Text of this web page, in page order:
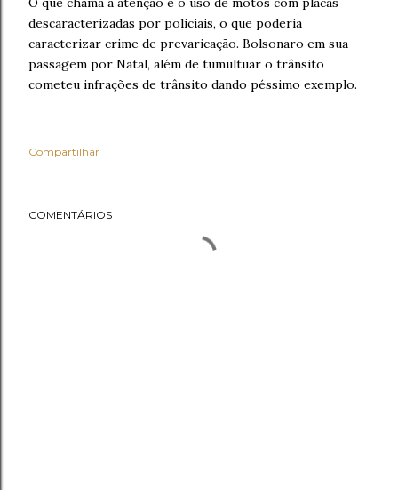
descaracterizadas por policiais, o que poderia
caracterizar crime de prevaricação. Bolsonaro em sua
passagem por Natal, além de tumultuar o trânsito
cometeu infrações de trânsito dando péssimo exemplo.
Compartilhar
COMENTÁRIOS